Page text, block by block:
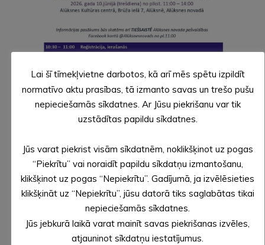
Lai šī tīmekļvietne darbotos, kā arī mēs spētu izpildīt
normatīvo aktu prasības, tā izmanto savas un trešo pušu
nepieciešamās sīkdatnes. Ar Jūsu piekrišanu var tik
uzstādītas papildu sīkdatnes.
Jūs varat piekrist visām sīkdatnēm, noklikšķinot uz pogas
“Piekrītu” vai noraidīt papildu sīkdatņu izmantošanu,
klikšķinot uz pogas “Nepiekrītu”. Gadījumā, ja izvēlēsieties
klikšķināt uz “Nepiekrītu”, jūsu datorā tiks saglabātas tikai
nepieciešamās sīkdatnes.
Jūs jebkurā laikā varat mainīt savas piekrišanas izvēles,
atjauninot sīkdatņu iestatījumus.